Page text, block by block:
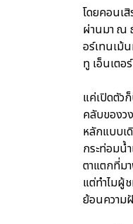
โดยคอนเ
ผ่านมา ณ
อร์เทนเม้
ทู เอ็นเตอ
แค่เปิดตัว
คลับของว
หลักแบบเ
กระท่อมน้
ตาแตกที่ม
แต่ทำไมผู้
ย้อนความ